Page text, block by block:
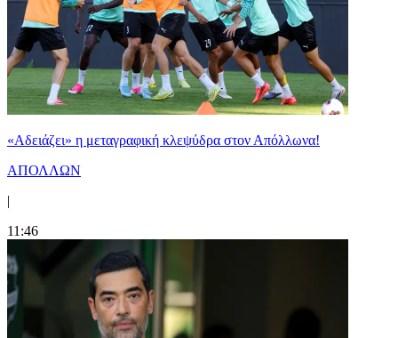
«Αδειάζει» η μεταγραφική κλεψύδρα στον Απόλλωνα!
ΑΠΟΛΛΩΝ
|
11:46